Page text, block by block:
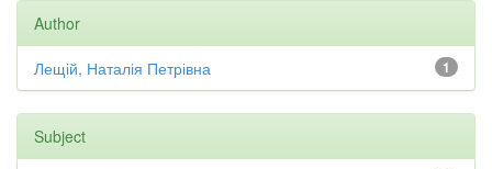
Author
1
Лещій, Наталія Петрівна
Subject